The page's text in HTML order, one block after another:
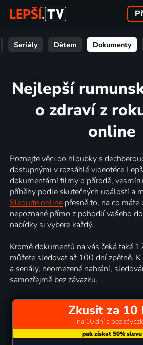
Seriály Dětem Dokumenty
Nejlepší
o zdraví z
online
Poznejte věci do hloubky s
dostupnými v rozsáhlé videotéce
dokumentární filmy o přírodě,
příběhy podle skutečných událostí a
Sledujte online přesně to, na co máte
nepoznané přímo z pohodlí vašeho
nabídky si vybere každý.
Kromě dokumentů na vás čeká také
můžete sledovat až 100 dní zpětně.
a seriály, neomezené nahrání,
samozřejmě bez závazku.
Zkusit za 10
na 10 dní a bez